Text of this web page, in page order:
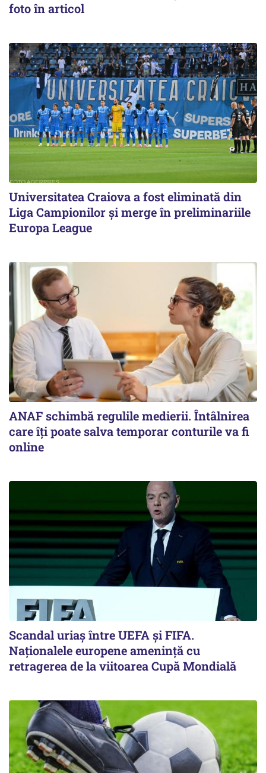
foto în articol
Universitatea Craiova a fost eliminată din
Liga Campionilor şi merge în preliminariile
Europa League
ANAF schimbă regulile medierii. Întâlnirea
care îți poate salva temporar conturile va fi
online
Scandal uriaş între UEFA şi FIFA.
Naţionalele europene ameninţă cu
retragerea de la viitoarea Cupă Mondială